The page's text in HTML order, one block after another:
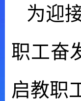
为迎
职工奋
启教职